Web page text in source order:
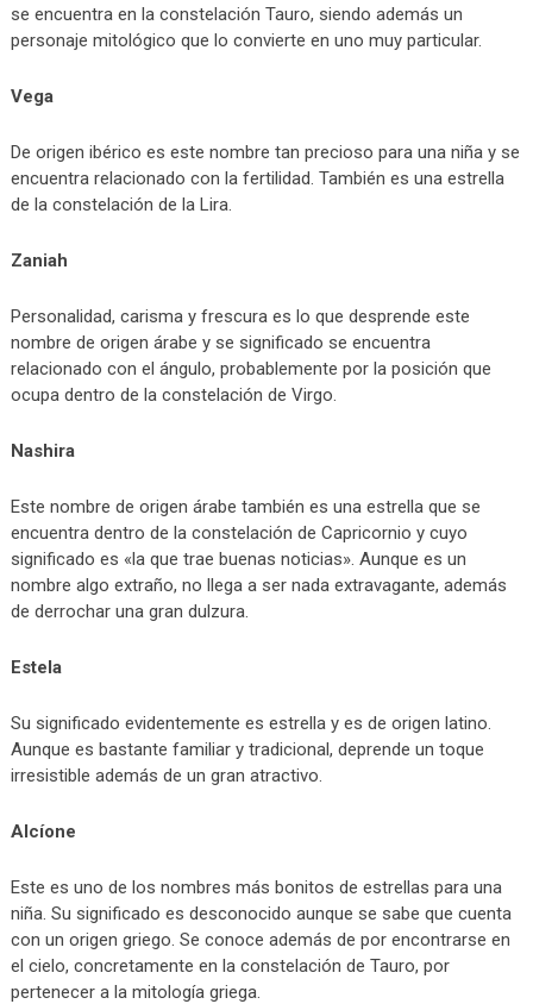
se encuentra en la constelación Tauro, siendo además un
personaje mitológico que lo convierte en uno muy particular.
Vega
De origen ibérico es este nombre tan precioso para una niña y se
encuentra relacionado con la fertilidad. También es una estrella
de la constelación de la Lira.
Zaniah
Personalidad, carisma y frescura es lo que desprende este
nombre de origen árabe y se significado se encuentra
relacionado con el ángulo, probablemente por la posición que
ocupa dentro de la constelación de Virgo.
Nashira
Este nombre de origen árabe también es una estrella que se
encuentra dentro de la constelación de Capricornio y cuyo
significado es «la que trae buenas noticias». Aunque es un
nombre algo extraño, no llega a ser nada extravagante, además
de derrochar una gran dulzura.
Estela
Su significado evidentemente es estrella y es de origen latino.
Aunque es bastante familiar y tradicional, deprende un toque
irresistible además de un gran atractivo.
Alcíone
Este es uno de los nombres más bonitos de estrellas para una
niña. Su significado es desconocido aunque se sabe que cuenta
con un origen griego. Se conoce además de por encontrarse en
el cielo, concretamente en la constelación de Tauro, por
pertenecer a la mitología griega.